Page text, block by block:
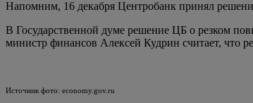
Напомним, 16 декабря Центробанк принял
В Государственной думе решение ЦБ о резком
министр финансов Алексей Кудрин считает,
Источник фото: economy.gov.ru